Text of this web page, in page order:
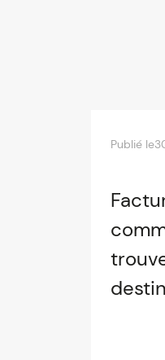
Publié le